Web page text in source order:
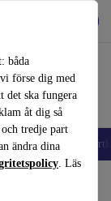
båda
förse dig med
det ska fungera
åt dig så
tredje part
ändra dina
. Läs
Surfplattor